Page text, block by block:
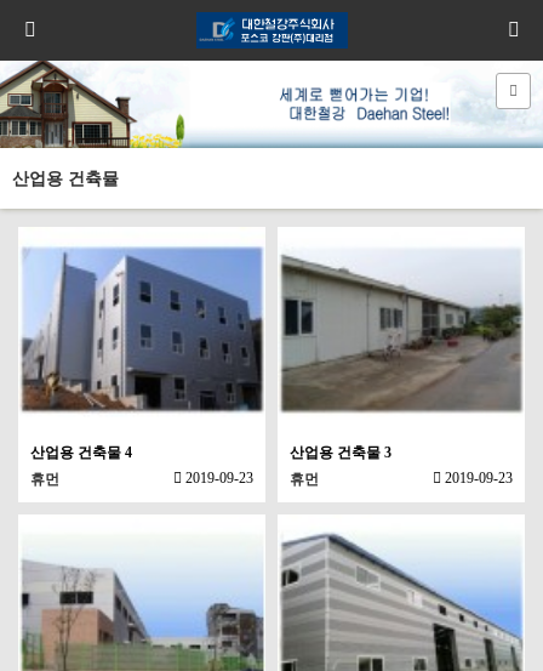
산업용 건츅뮬
산업용 건축물 4
휴먼
2019-09-23
산업용 건축물 3
휴먼
2019-09-23